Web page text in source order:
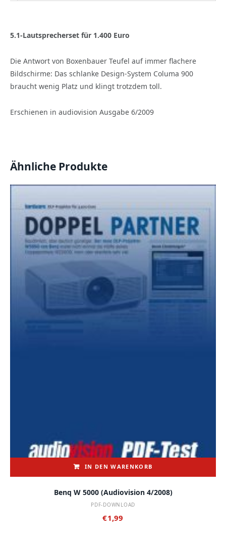
5.1-Lautsprecherset für 1.400 Euro
Die Antwort von Boxenbauer Teufel auf immer flachere
Bildschirme: Das schlanke Design-System Columa 900
braucht wenig Platz und klingt trotzdem toll.
Erschienen in audiovision Ausgabe 6/2009
Ähnliche Produkte
IN DEN WARENKORB
Benq W 5000 (audiovision 4/2008)
PDF-DOWNLOAD
€1,99